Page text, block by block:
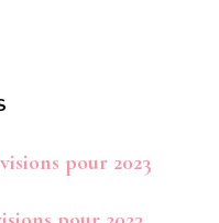
pour 2023